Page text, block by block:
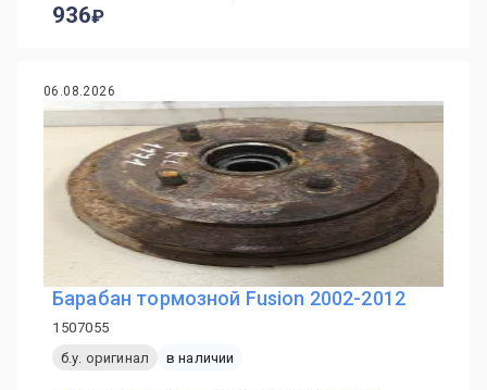
936
06.08.2026
Барабан тормозной Fusion 2002-2012
1507055
б.у. оригинал
в наличии